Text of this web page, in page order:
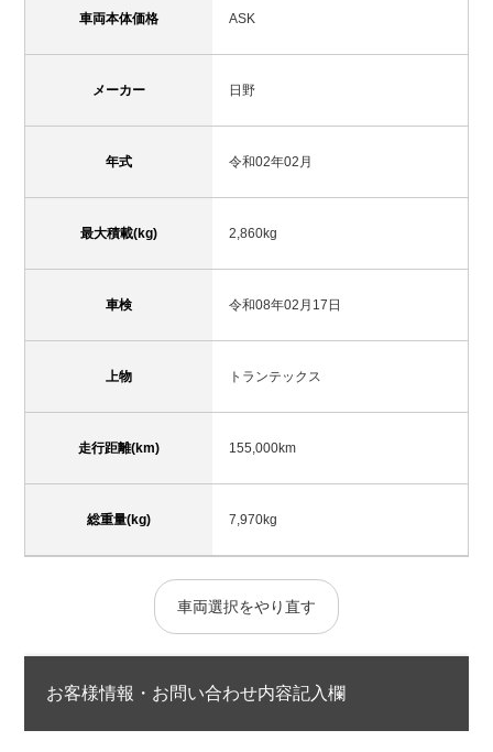
車両本体価格 ASK
メーカー 日野
年式 令和02年02月
最大積載(kg) 2,860kg
車検 令和08年02月17日
上物 トランテックス
走行距離(km) 155,000km
総重量(kg) 7,970kg
車両選択をやり直す
お客様情報・お問い合わせ内容記入欄